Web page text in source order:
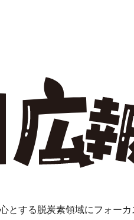
とする脱炭素領域にフォー